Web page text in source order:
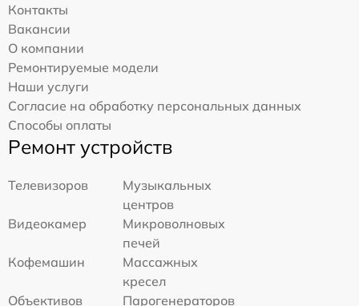
Контакты
Вакансии
О компании
Ремонтируемые модели
Наши услуги
Согласие на обработку персональных данных
Способы оплаты
Ремонт устройств
Телевизоров
Музыкальных
центров
Видеокамер
Микроволновых
печей
Кофемашин
Массажных
кресел
Объективов
Парогенераторов